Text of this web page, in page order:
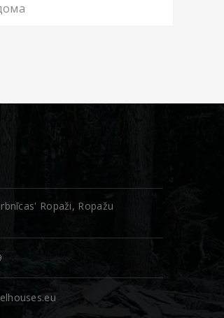
Ropaži, Ropažu